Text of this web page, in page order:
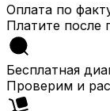
Оплата по
Платите после
Бесплатная
Проверим и